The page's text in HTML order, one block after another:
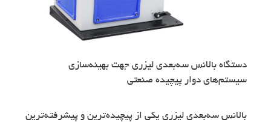
دستگاه بالانس سه‌بعدی لیزری جهت بهینه‌سازی
سیستم‌های دوار پیچیده صنعتی
بالانس سه‌بعدی لیزری یکی از پیچیده‌ترین و پیشرفته‌ترین